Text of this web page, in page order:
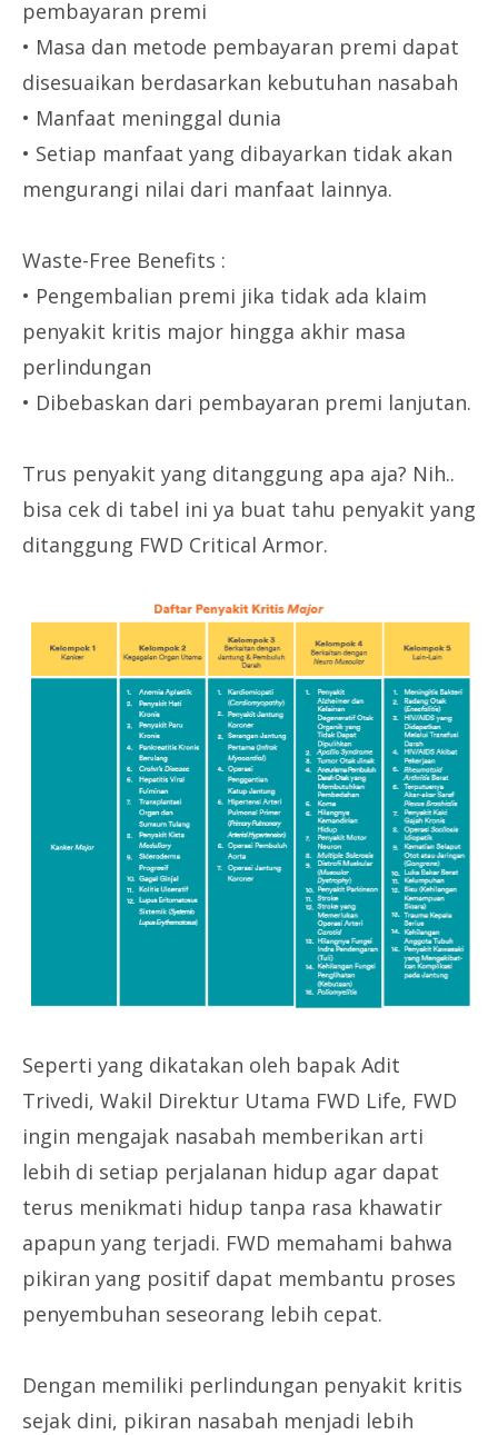
pembayaran premi
• Masa dan metode pembayaran premi dapat
disesuaikan berdasarkan kebutuhan nasabah
• Manfaat meninggal dunia
• Setiap manfaat yang dibayarkan tidak akan
mengurangi nilai dari manfaat lainnya.
Waste-Free Benefits :
• Pengembalian premi jika tidak ada klaim
penyakit kritis major hingga akhir masa
perlindungan
• Dibebaskan dari pembayaran premi lanjutan.
Trus penyakit yang ditanggung apa aja? Nih..
bisa cek di tabel ini ya buat tahu penyakit yang
ditanggung FWD Critical Armor.
Seperti yang dikatakan oleh bapak Adit
Trivedi, Wakil Direktur Utama FWD Life, FWD
ingin mengajak nasabah memberikan arti
lebih di setiap perjalanan hidup agar dapat
terus menikmati hidup tanpa rasa khawatir
apapun yang terjadi. FWD memahami bahwa
pikiran yang positif dapat membantu proses
penyembuhan seseorang lebih cepat.
Dengan memiliki perlindungan penyakit kritis
sejak dini, pikiran nasabah menjadi lebih